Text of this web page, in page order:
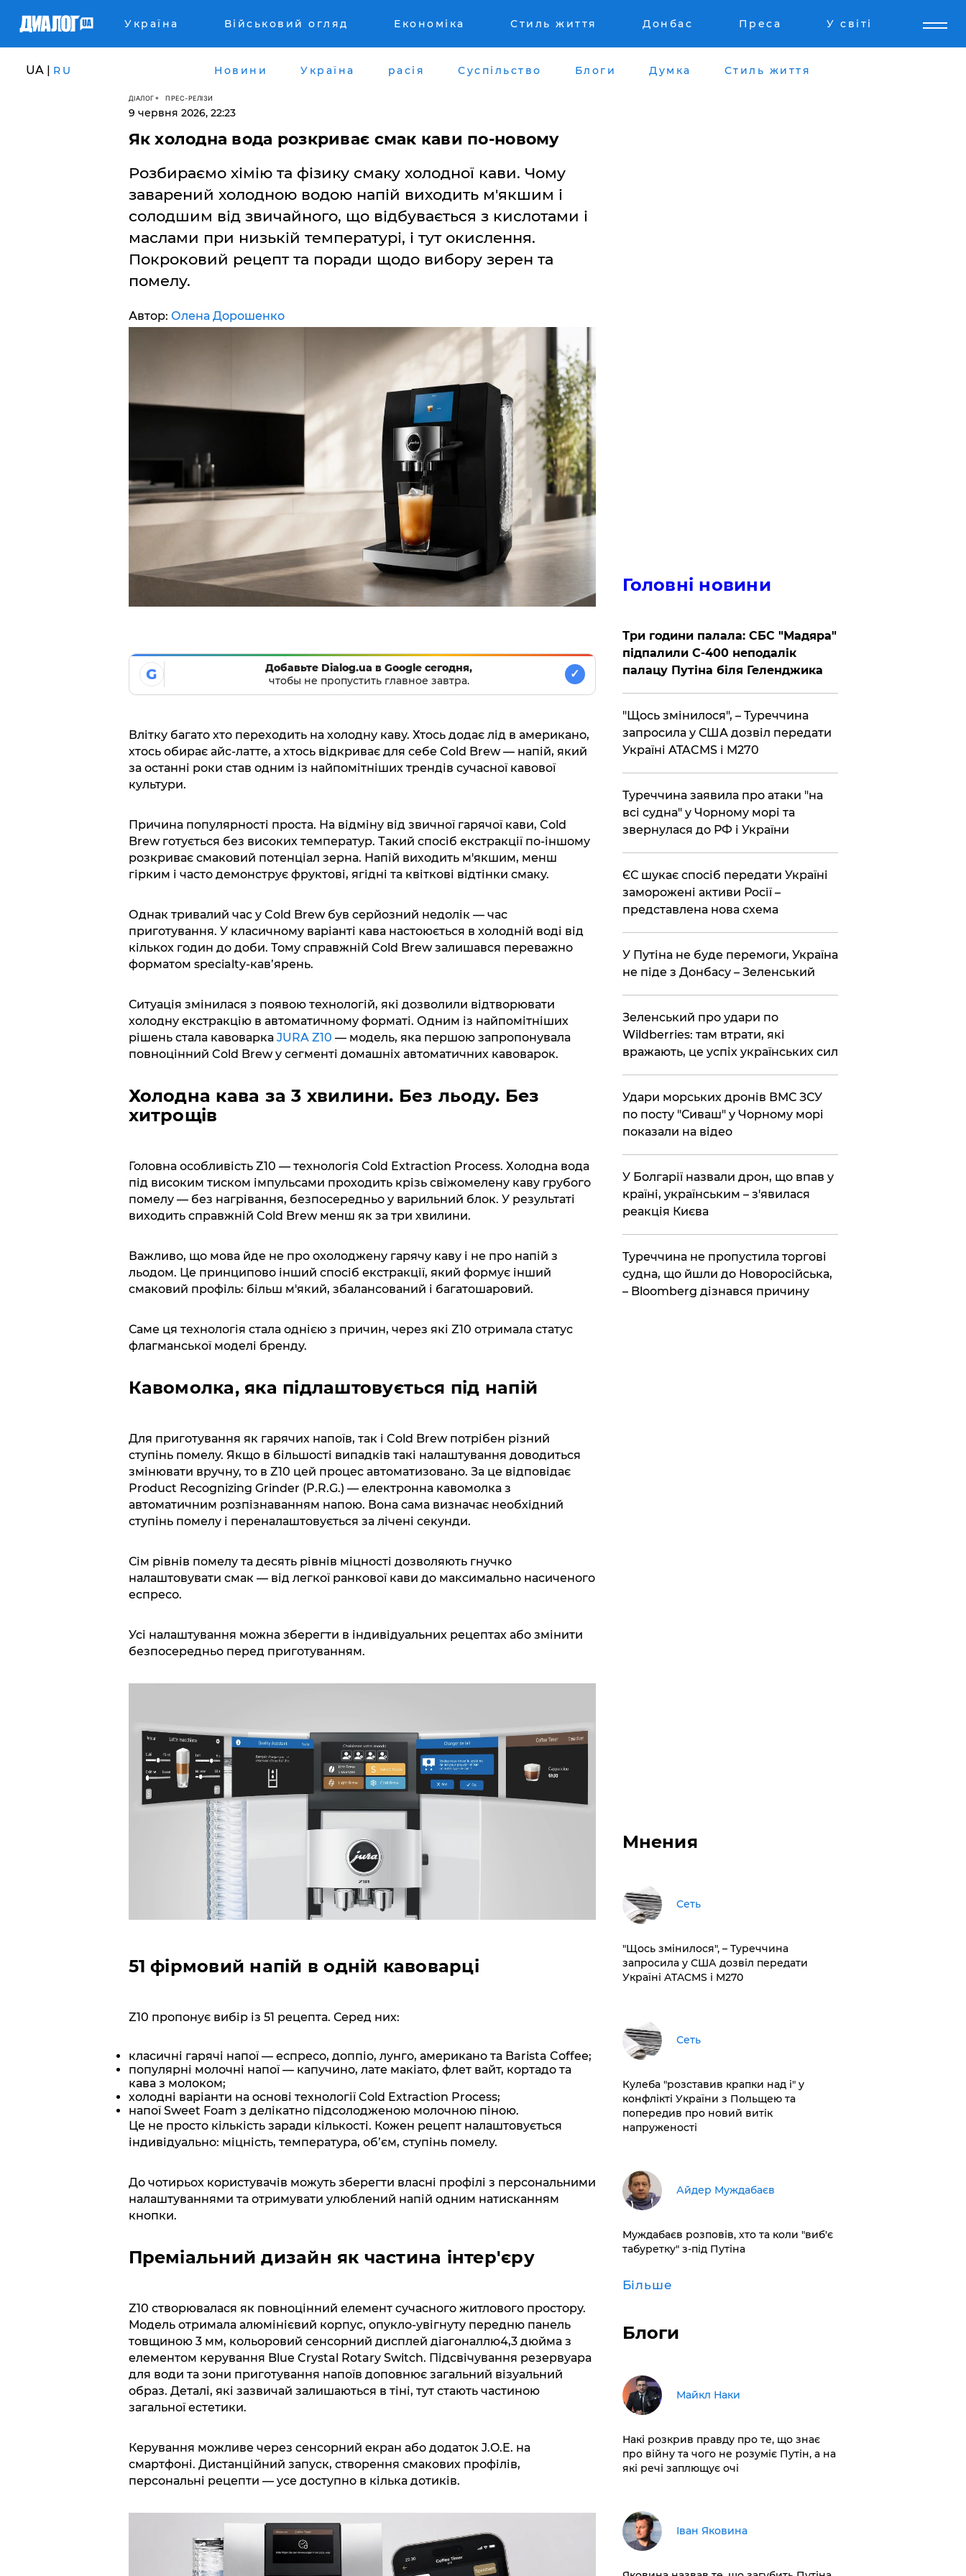
Україна Військовий огляд Економіка Стиль життя Донбас Преса У світі
UA | RU Новини Україна расія Суспільство Блоги Думка Стиль життя
ДІАЛОГ ПРЕС-РЕЛІЗИ
9 червня 2026, 22:23
Як холодна вода розкриває смак кави по-новому
Розбираємо хімію та фізику смаку холодної кави. Чому
заварений холодною водою напій виходить м'якшим і
солодшим від звичайного, що відбувається з кислотами і
маслами при низькій температурі, і тут окислення.
Покроковий рецепт та поради щодо вибору зерен та
помелу.
Автор: Олена Дорошенко
G
Добавьте Dialog.ua в Google сегодня,
чтобы не пропустить главное завтра.
✓
Влітку багато хто переходить на холодну каву. Хтось додає лід в американо,
хтось обирає айс-латте, а хтось відкриває для себе Cold Brew — напій, який
за останні роки став одним із найпомітніших трендів сучасної кавової
культури.
Причина популярності проста. На відміну від звичної гарячої кави, Cold
Brew готується без високих температур. Такий спосіб екстракції по-іншому
розкриває смаковий потенціал зерна. Напій виходить м'якшим, менш
гірким і часто демонструє фруктові, ягідні та квіткові відтінки смаку.
Однак тривалий час у Cold Brew був серйозний недолік — час
приготування. У класичному варіанті кава настоюється в холодній воді від
кількох годин до доби. Тому справжній Cold Brew залишався переважно
форматом specialty-кав’ярень.
Ситуація змінилася з появою технологій, які дозволили відтворювати
холодну екстракцію в автоматичному форматі. Одним із найпомітніших
рішень стала кавоварка JURA Z10 — модель, яка першою запропонувала
повноцінний Cold Brew у сегменті домашніх автоматичних кавоварок.
Холодна кава за 3 хвилини. Без льоду. Без
хитрощів
Головна особливість Z10 — технологія Cold Extraction Process. Холодна вода
під високим тиском імпульсами проходить крізь свіжомелену каву грубого
помелу — без нагрівання, безпосередньо у варильний блок. У результаті
виходить справжній Cold Brew менш як за три хвилини.
Важливо, що мова йде не про охолоджену гарячу каву і не про напій з
льодом. Це принципово інший спосіб екстракції, який формує інший
смаковий профіль: більш м'який, збалансований і багатошаровий.
Саме ця технологія стала однією з причин, через які Z10 отримала статус
флагманської моделі бренду.
Кавомолка, яка підлаштовується під напій
Для приготування як гарячих напоїв, так і Cold Brew потрібен різний
ступінь помелу. Якщо в більшості випадків такі налаштування доводиться
змінювати вручну, то в Z10 цей процес автоматизовано. За це відповідає
Product Recognizing Grinder (P.R.G.) — електронна кавомолка з
автоматичним розпізнаванням напою. Вона сама визначає необхідний
ступінь помелу і переналаштовується за лічені секунди.
Сім рівнів помелу та десять рівнів міцності дозволяють гнучко
налаштовувати смак — від легкої ранкової кави до максимально насиченого
еспресо.
Усі налаштування можна зберегти в індивідуальних рецептах або змінити
безпосередньо перед приготуванням.
51 фірмовий напій в одній кавоварці
Z10 пропонує вибір із 51 рецепта. Серед них:
класичні гарячі напої — еспресо, доппіо, лунго, американо та Barista Coffee;
популярні молочні напої — капучино, лате макіато, флет вайт, кортадо та
кава з молоком;
холодні варіанти на основі технології Cold Extraction Process;
напої Sweet Foam з делікатно підсолодженою молочною піною.
Це не просто кількість заради кількості. Кожен рецепт налаштовується
індивідуально: міцність, температура, об’єм, ступінь помелу.
До чотирьох користувачів можуть зберегти власні профілі з персональними
налаштуваннями та отримувати улюблений напій одним натисканням
кнопки.
Преміальний дизайн як частина інтер'єру
Z10 створювалася як повноцінний елемент сучасного житлового простору.
Модель отримала алюмінієвий корпус, опукло-увігнуту передню панель
товщиною 3 мм, кольоровий сенсорний дисплей діагоналлю4,3 дюйма з
елементом керування Blue Crystal Rotary Switch. Підсвічування резервуара
для води та зони приготування напоїв доповнює загальний візуальний
образ. Деталі, які зазвичай залишаються в тіні, тут стають частиною
загальної естетики.
Керування можливе через сенсорний екран або додаток J.O.E. на
смартфоні. Дистанційний запуск, створення смакових профілів,
персональні рецепти — усе доступно в кілька дотиків.
Головні новини
Три години палала: СБС "Мадяра"
підпалили С-400 неподалік
палацу Путіна біля Геленджика
"Щось змінилося", – Туреччина
запросила у США дозвіл передати
Україні ATACMS і M270
Туреччина заявила про атаки "на
всі судна" у Чорному морі та
звернулася до РФ і України
ЄС шукає спосіб передати Україні
заморожені активи Росії –
представлена ​​нова схема
У Путіна не буде перемоги, Україна
не піде з Донбасу – Зеленський
Зеленський про удари по
Wildberries: там втрати, які
вражають, це успіх українських сил
Удари морських дронів ВМС ЗСУ
по посту "Сиваш" у Чорному морі
показали на відео
У Болгарії назвали дрон, що впав у
країні, українським – з'явилася
реакція Києва
Туреччина не пропустила торгові
судна, що йшли до Новоросійська,
– Bloomberg дізнався причину
Мнения
Сеть
"Щось змінилося", – Туреччина
запросила у США дозвіл передати
Україні ATACMS і M270
Сеть
Кулеба "розставив крапки над і" у
конфлікті України з Польщею та
попередив про новий витік
напруженості
Айдер Муждабаєв
Муждабаєв розповів, хто та коли "виб'є
табуретку" з-під Путіна
Більше
Блоги
Майкл Наки
Накі розкрив правду про те, що знає
про війну та чого не розуміє Путін, а на
які речі заплющує очі
Іван Яковина